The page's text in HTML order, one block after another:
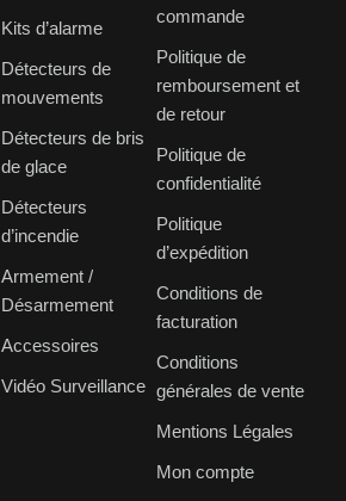
Kits d’alarme
Détecteurs de
mouvements
Détecteurs de bris
de glace
Détecteurs
d’incendie
Armement /
Désarmement
Accessoires
Vidéo Surveillance
commande
Politique de
remboursement et
de retour
Politique de
confidentialité
Politique
d’expédition
Conditions de
facturation
Conditions
générales de vente
Mentions Légales
Mon compte